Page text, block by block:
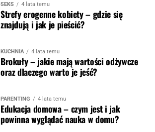
SEKS 4 lata temu
Strefy erogenne kobiety – gdzie się
znajdują i jak je pieścić?
KUCHNIA 4 lata temu
Brokuły – jakie mają wartości odżywcze
oraz dlaczego warto je jeść?
PARENTING 4 lata temu
Edukacja domowa – czym jest i jak
powinna wyglądać nauka w domu?